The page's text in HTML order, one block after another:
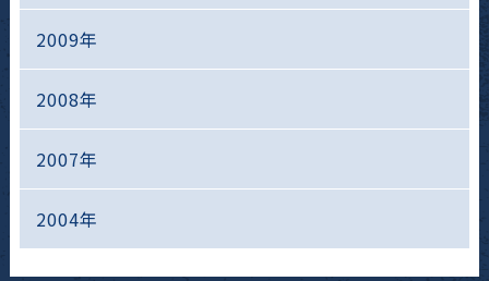
2009年
2008年
2007年
2004年